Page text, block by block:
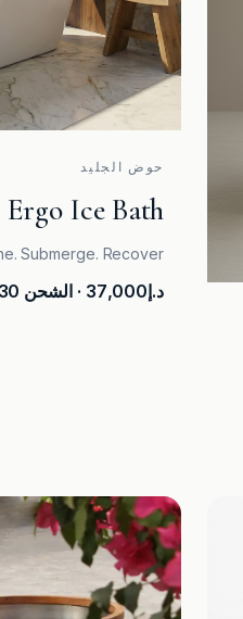
حوض الجليد
Ergo Ice Bath
Submerge. Recover.
د.إ37,000 · الشحن 30–40 يوماً